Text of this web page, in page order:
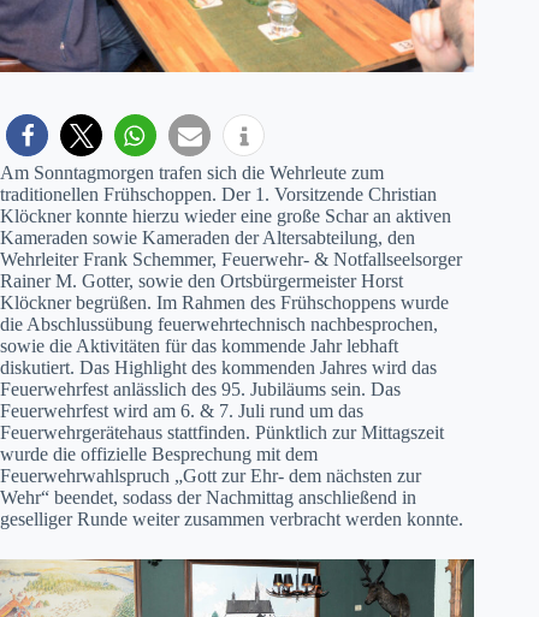
Am Sonntagmorgen trafen sich die Wehrleute zum
traditionellen Frühschoppen. Der 1. Vorsitzende Christian
Klöckner konnte hierzu wieder eine große Schar an aktiven
Kameraden sowie Kameraden der Altersabteilung, den
Wehrleiter Frank Schemmer, Feuerwehr- & Notfallseelsorger
Rainer M. Gotter, sowie den Ortsbürgermeister Horst
Klöckner begrüßen. Im Rahmen des Frühschoppens wurde
die Abschlussübung feuerwehrtechnisch nachbesprochen,
sowie die Aktivitäten für das kommende Jahr lebhaft
diskutiert. Das Highlight des kommenden Jahres wird das
Feuerwehrfest anlässlich des 95. Jubiläums sein. Das
Feuerwehrfest wird am 6. & 7. Juli rund um das
Feuerwehrgerätehaus stattfinden. Pünktlich zur Mittagszeit
wurde die offizielle Besprechung mit dem
Feuerwehrwahlspruch „Gott zur Ehr- dem nächsten zur
Wehr“ beendet, sodass der Nachmittag anschließend in
geselliger Runde weiter zusammen verbracht werden konnte.